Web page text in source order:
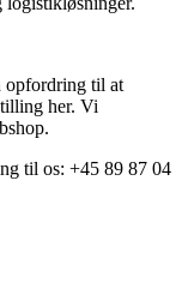
opfordring til at
her. Vi
til os: +45 89 87 04